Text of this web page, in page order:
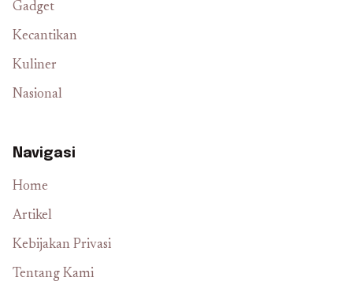
Gadget
Kecantikan
Kuliner
Nasional
Navigasi
Home
Artikel
Kebijakan Privasi
Tentang Kami